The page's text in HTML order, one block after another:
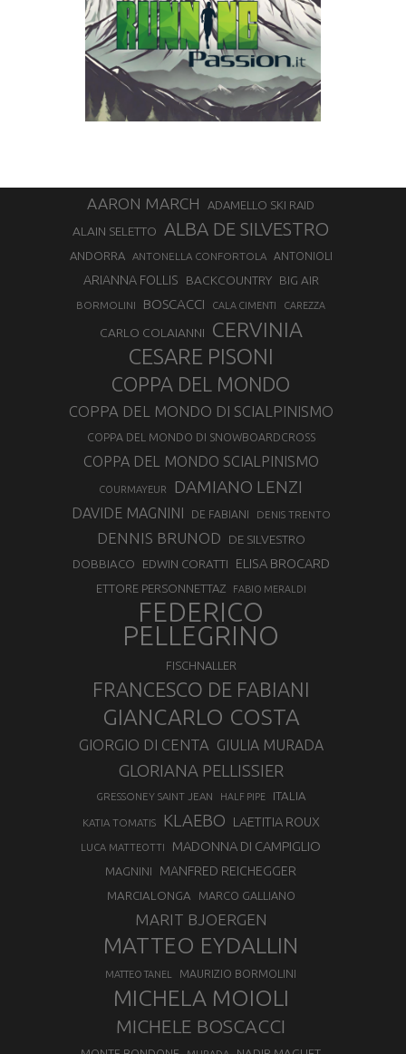
AARON MARCH ADAMELLO SKI RAID
ALAIN SELETTO ALBA DE SILVESTRO
ANDORRA ANTONELLA CONFORTOLA ANTONIOLI
ARIANNA FOLLIS BACKCOUNTRY BIG AIR
BORMOLINI BOSCACCI CALA CIMENTI CAREZZA
CARLO COLAIANNI CERVINIA
CESARE PISONI
COPPA DEL MONDO
COPPA DEL MONDO DI SCIALPINISMO
COPPA DEL MONDO DI SNOWBOARDCROSS
COPPA DEL MONDO SCIALPINISMO
COURMAYEUR DAMIANO LENZI
DAVIDE MAGNINI DE FABIANI DENIS TRENTO
DENNIS BRUNOD DE SILVESTRO
DOBBIACO EDWIN CORATTI ELISA BROCARD
ETTORE PERSONNETTAZ FABIO MERALDI
FEDERICO
PELLEGRINO
FISCHNALLER
FRANCESCO DE FABIANI
GIANCARLO COSTA
GIORGIO DI CENTA GIULIA MURADA
GLORIANA PELLISSIER
GRESSONEY SAINT JEAN HALF PIPE ITALIA
KATIA TOMATIS KLAEBO LAETITIA ROUX
LUCA MATTEOTTI MADONNA DI CAMPIGLIO
MAGNINI MANFRED REICHEGGER
MARCIALONGA MARCO GALLIANO
MARIT BJOERGEN
MATTEO EYDALLIN
MATTEO TANEL MAURIZIO BORMOLINI
MICHELA MOIOLI
MICHELE BOSCACCI